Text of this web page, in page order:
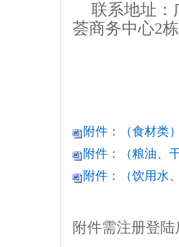
联系地址：
荟商务中心2
附件：（食材类
附件：（粮油、
附件：（饮用水
附件需注册登